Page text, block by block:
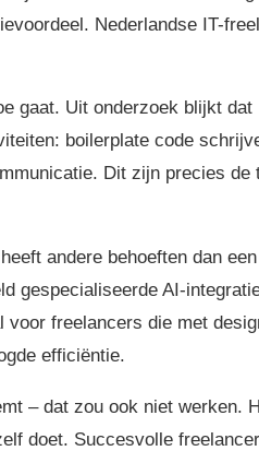
Nederlandse IT-
gaat. Uit onderzoek blijkt dat
boilerplate code
Dit zijn precies de
andere behoeften dan een
gespecialiseerde AI-
voor freelancers die met
efficiëntie.
– dat zou ook niet werken.
doet. Succesvolle